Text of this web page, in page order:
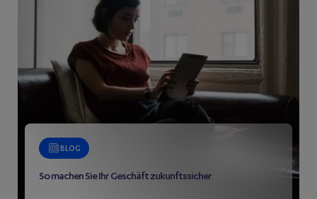
BLOG
So machen Sie Ihr Geschäft zukunftssicher